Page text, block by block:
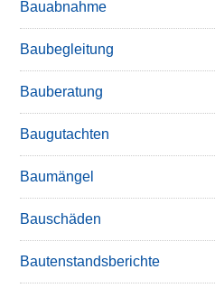
Bauabnahme
Baubegleitung
Bauberatung
Baugutachten
Baumängel
Bauschäden
Bautenstandsberichte